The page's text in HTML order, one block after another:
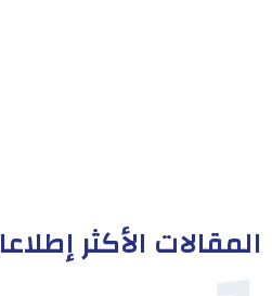
المقالات الأكثر إطلاعا